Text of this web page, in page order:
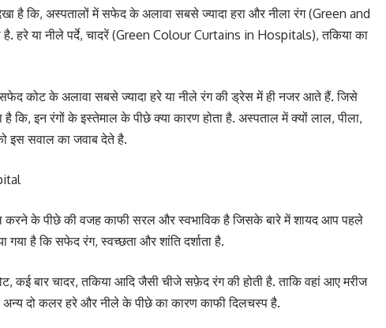
है कि, अस्पतालों में सफेद के अलावा सबसे ज्यादा हरा और नीला रंग (Green and
हरे या नीले पर्दे, चादरें (Green Colour Curtains in Hospitals), तकिया का
सफेद कोट के अलावा सबसे ज्यादा हरे या नीले रंग की ड्रेस में ही नजर आते हैं. जिसे
कि, इन रंगों के इस्तेमाल के पीछे क्या कारण होता है. अस्पताल में क्यों लाल, पीला,
इस सवाल का जवाब देते है.
करने के पीछे की वजह काफी सरल और स्वभाविक है जिसके बारे में शायद आप पहले
है कि सफेद रंग, स्वच्छता और शांति दर्शाता है.
कई बार चादर, तकिया आदि जैसी चीजे सफ़ेद रंग की होती है. ताकि वहां आए मरीज
दो कलर हरे और नीले के पीछे का कारण काफी दिलचस्प है.